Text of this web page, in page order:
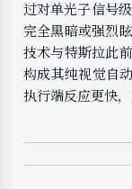
过对单光子信号
完全黑暗或强烈
技术与特斯拉此
构成其纯视觉自
执行端反应更快